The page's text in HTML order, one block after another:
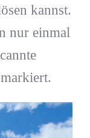
kannst.
nur einmal